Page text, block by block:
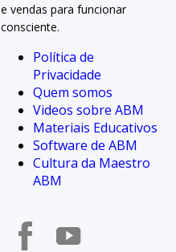
e vendas para funcionar
consciente.
Política de
Privacidade
Quem somos
Videos sobre ABM
Materiais Educativos
Software de ABM
Cultura da Maestro
ABM